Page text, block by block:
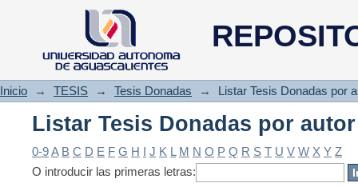
Listar Tesis Donadas por autor
Inicio → TESIS → Tesis Donadas → Listar Tesis Donadas por
Listar Tesis Donadas por autor
0-9A B C D E F G H I J K L M N O P Q R S T U V W X Y Z
O introducir las primeras letras: